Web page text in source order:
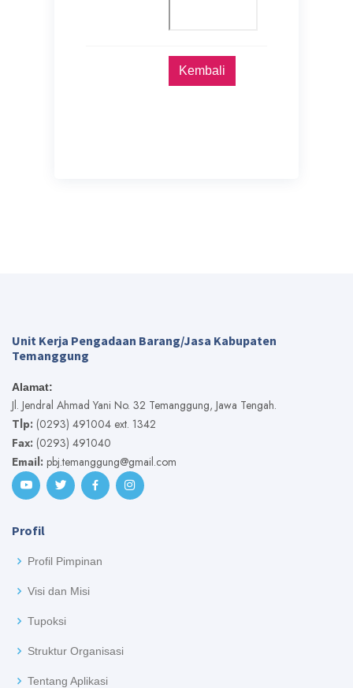
Kembali
Unit Kerja Pengadaan Barang/Jasa Kabupaten
Temanggung
Alamat:
Jl. Jendral Ahmad Yani No. 32 Temanggung, Jawa Tengah.
Tlp: (0293) 491004 ext. 1342
Fax: (0293) 491040
Email: pbj.temanggung@gmail.com
Profil
Profil Pimpinan
Visi dan Misi
Tupoksi
Struktur Organisasi
Tentang Aplikasi